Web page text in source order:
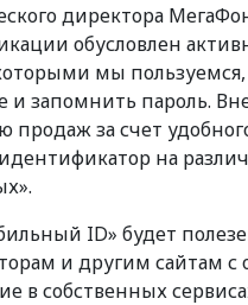
директора
обусловлен
мы пользуемся,
и запомнить пароль.
продаж за счет
на
ID» будет
и другим сайтам
в собственных